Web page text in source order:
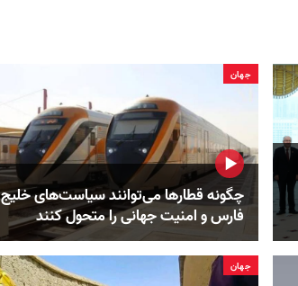
جهان
چگونه قطارها می‌توانند سیاست‌های خلیج
فارس و امنیت جهانی را متحول کنند
جهان